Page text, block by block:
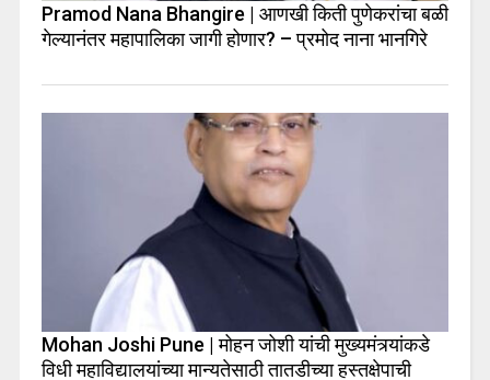
Pramod Nana Bhangire | आणखी किती पुणेकरांचा बळी
गेल्यानंतर महापालिका जागी होणार? – प्रमोद नाना भानगिरे
Mohan Joshi Pune | मोहन जोशी यांची मुख्यमंत्र्यांकडे
विधी महाविद्यालयांच्या मान्यतेसाठी तातडीच्या हस्तक्षेपाची